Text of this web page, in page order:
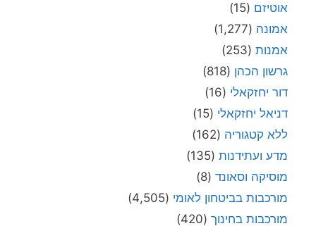
אוטיזם (15)
אמונה (1,277)
אמנות (253)
גרשון הכהן (818)
דור יחזקאלי (16)
דניאל יחזקאלי (15)
ללא קטגוריה (162)
מדע ועתידנות (135)
מוסיקה וסאונד (8)
מורכבות בביטחון לאומי (4,505)
מורכבות בחינוך (420)